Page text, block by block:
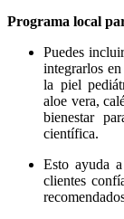
Programa local
Puedes
integrarlos
la piel
aloe vera,
bienestar
científica.
Esto ayuda
clientes